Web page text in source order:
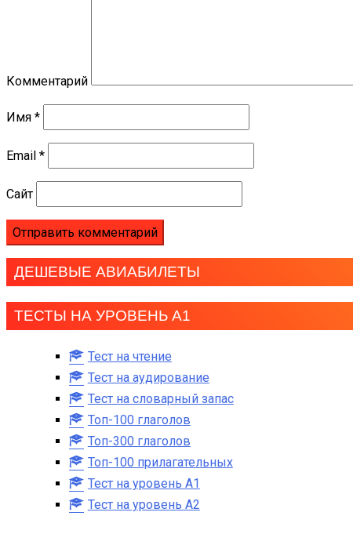
Комментарий
Имя *
Email *
Сайт
ДЕШЕВЫЕ АВИАБИЛЕТЫ
ТЕСТЫ НА УРОВЕНЬ А1
Тест на чтение
Тест на аудирование
Тест на словарный запас
Топ-100 глаголов
Топ-300 глаголов
Топ-100 прилагательных
Тест на уровень A1
Тест на уровень A2